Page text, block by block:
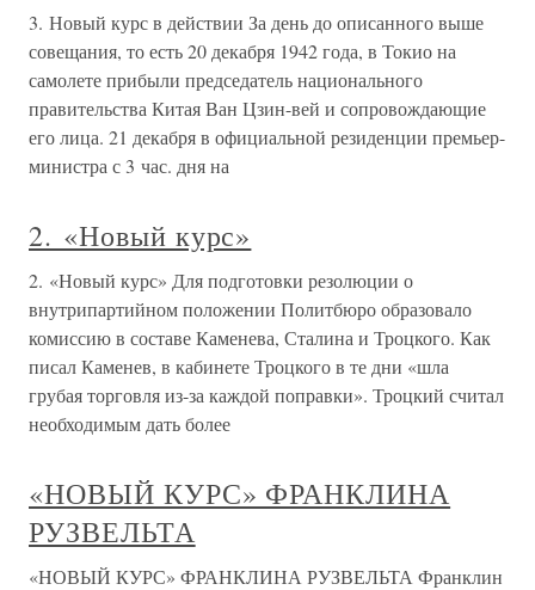
3. Новый курс в действии За день до описанного выше
совещания, то есть 20 декабря 1942 года, в Токио на
самолете прибыли председатель национального
правительства Китая Ван Цзин-вей и сопровождающие
его лица. 21 декабря в официальной резиденции премьер-
министра с 3 час. дня на
2. «Новый курс»
2. «Новый курс» Для подготовки резолюции о
внутрипартийном положении Политбюро образовало
комиссию в составе Каменева, Сталина и Троцкого. Как
писал Каменев, в кабинете Троцкого в те дни «шла
грубая торговля из-за каждой поправки». Троцкий считал
необходимым дать более
«НОВЫЙ КУРС» ФРАНКЛИНА
РУЗВЕЛЬТА
«НОВЫЙ КУРС» ФРАНКЛИНА РУЗВЕЛЬТА Франклин